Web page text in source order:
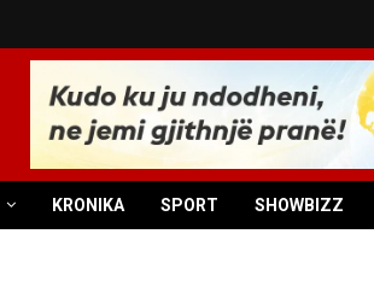
KRONIKA SPORT SHOWBIZZ